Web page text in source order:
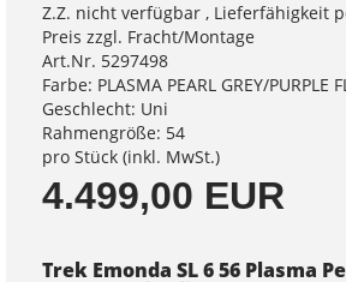
Z.Z. nicht verfügbar , Lieferfähigkeit
Preis zzgl. Fracht/Montage
Art.Nr. 5297498
Farbe: PLASMA PEARL GREY/PURPLE
Geschlecht: Uni
Rahmengröße: 54
pro Stück (inkl. MwSt.)
4.499,00 EUR
Trek Emonda SL 6 56 Plasma